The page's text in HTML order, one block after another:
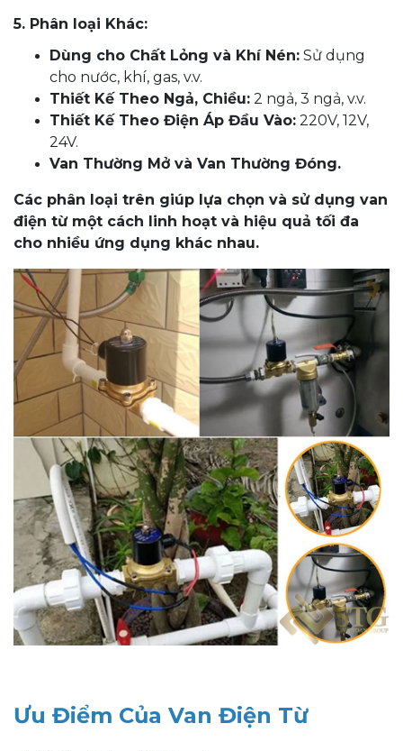
5. Phân loại Khác:
Dùng cho Chất Lỏng và Khí Nén: Sử dụng
cho nước, khí, gas, v.v.
Thiết Kế Theo Ngả, Chiều: 2 ngả, 3 ngả, v.v.
Thiết Kế Theo Điện Áp Đầu Vào: 220V, 12V,
24V.
Van Thường Mở và Van Thường Đóng.
Các phân loại trên giúp lựa chọn và sử dụng van
điện từ một cách linh hoạt và hiệu quả tối đa
cho nhiều ứng dụng khác nhau.
Ưu Điểm Của Van Điện Từ